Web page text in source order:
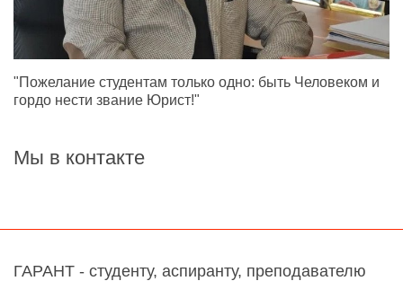
"Пожелание студентам только одно: быть Человеком и
гордо нести звание Юрист!"
Мы в контакте
ГАРАНТ - студенту, аспиранту, преподавателю